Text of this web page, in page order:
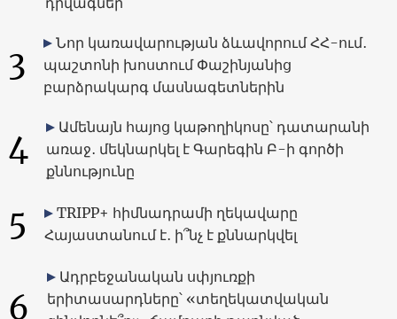
3
Նոր կառավարության ձևավորում ՀՀ-ում․
պաշտոնի խոստում Փաշինյանից
բարձրակարգ մասնագետներին
4
Ամենայն հայոց կաթողիկոսը՝ դատարանի
առաջ․ մեկնարկել է Գարեգին Բ-ի գործի
քննությունը
5
TRIPP+ հիմնադրամի ղեկավարը
Հայաստանում է․ ի՞նչ է քննարկվել
6
Ադրբեջանական սփյուռքի
երիտասարդները՝ «տեղեկատվական